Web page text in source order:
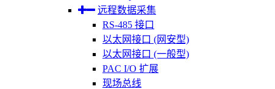
远程数据采集
RS-485 接口
以太网接口 (网安型)
以太网接口 (一般型)
PAC I/O 扩展
现场总线